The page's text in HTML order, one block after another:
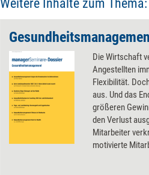
Weitere Inhalte zum Thema:
Die Wirtschaft
Angestellten
Flexibilität.
aus. Und das
größeren
den Verlust
Mitarbeiter
motivierte